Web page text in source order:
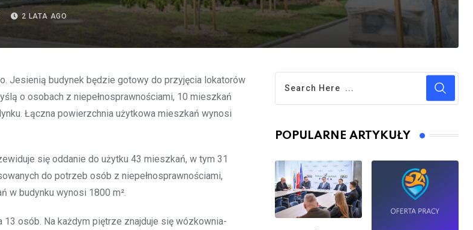
2 LATA AGO
Jesienią budynek będzie gotowy do przyjęcia lokatorów
o osobach z niepełnosprawnościami, 10 mieszkań
Łączna powierzchnia użytkowa mieszkań wynosi
się oddanie do użytku 43 mieszkań, w tym 31
do potrzeb osób z niepełnosprawnościami,
w budynku wynosi 1800 m².
osób. Na każdym piętrze znajduje się wózkownia-
POPULARNE ARTYKUŁY